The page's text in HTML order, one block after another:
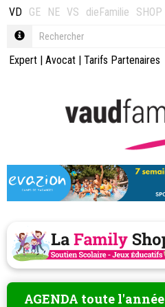
VD GE NE VS dieFamilie SHOP
Expert | Avocat | Tarifs Partenaires
AGENDA toute l'année